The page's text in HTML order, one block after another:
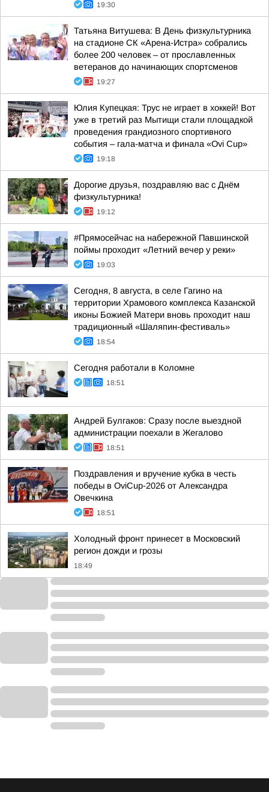
19:30
Татьяна Витушева: В День физкультурника
на стадионе СК «Арена-Истра» собрались
более 200 человек – от прославленных
ветеранов до начинающих спортсменов
19:27
Юлия Купецкая: Трус не играет в хоккей! Вот
уже в третий раз Мытищи стали площадкой
проведения грандиозного спортивного
события – гала-матча и финала «Ovi Cup»
19:18
Дорогие друзья, поздравляю вас с Днём
физкультурника!
19:12
#Прямосейчас на набережной Павшинской
поймы проходит «Летний вечер у реки»
19:03
Сегодня, 8 августа, в селе Гагино на
территории Храмового комплекса Казанской
иконы Божией Матери вновь проходит наш
традиционный «Шаляпин-фестиваль»
18:54
Сегодня работали в Коломне
18:51
Андрей Булгаков: Сразу после выездной
администрации поехали в Жегалово
18:51
Поздравления и вручение кубка в честь
победы в OviCup-2026 от Александра
Овечкина
18:51
Холодный фронт принесет в Московский
регион дожди и грозы
18:49